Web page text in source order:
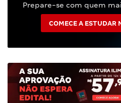
Prepare-se com quem
COMECE A ESTUDAR